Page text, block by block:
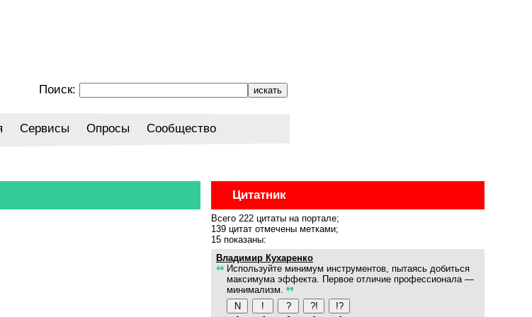
Поиск:
Сервисы Опросы Сообщество
Цитатник
Всего 222 цитаты на портале;
139 цитат отмечены метками;
15 показаны:
Владимир Кухаренко
Используйте минимум инструментов, пытаясь добиться
максимума эффекта. Первое отличие профессионала —
минимализм.